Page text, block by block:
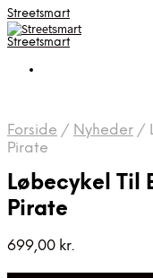
Streetsmart
Streetsmart
Forside / Nyheder /
Pirate
Løbecykel Til
Pirate
699,00 kr.